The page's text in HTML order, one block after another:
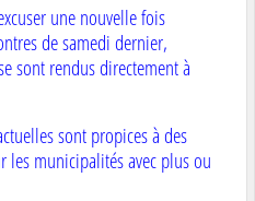
une nouvelle fois
de samedi dernier,
sont rendus directement à
sont propices à des
les municipalités avec plus ou